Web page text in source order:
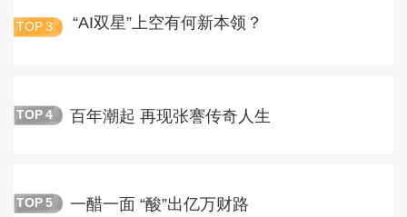
TOP 3 “AI双星”上空有何新本领？
TOP 4 百年潮起 再现张謇传奇人生
TOP 5 一醋一面 “酸”出亿万财路